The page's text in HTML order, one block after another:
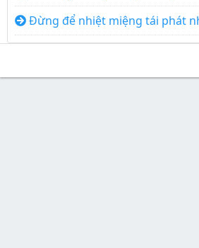
Đừng để nhiệt miệng tái phát